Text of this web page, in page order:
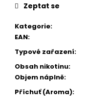
Kategorie:
EAN:
Typové zařazení:
Obsah nikotinu:
Objem náplně:
Příchuť (Aroma):
Zeptat se
79
Kč
Původně:
Kč